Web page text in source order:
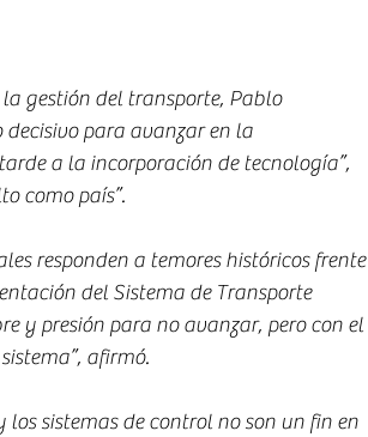
gestión del transporte, Pablo
para avanzar en la
a la incorporación de tecnología”,
como país”.
responden a temores históricos frente
del Sistema de Transporte
y presión para no avanzar, pero con el
afirmó.
sistemas de control no son un fin en